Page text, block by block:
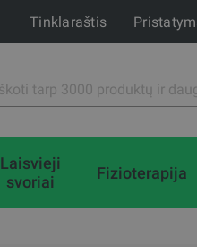
Tinklaraštis
Laisvieji
svoriai
Fizioterapija